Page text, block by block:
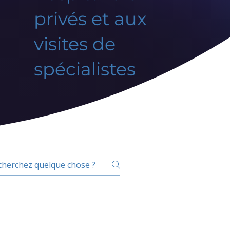
privés et aux
visites de
spécialistes